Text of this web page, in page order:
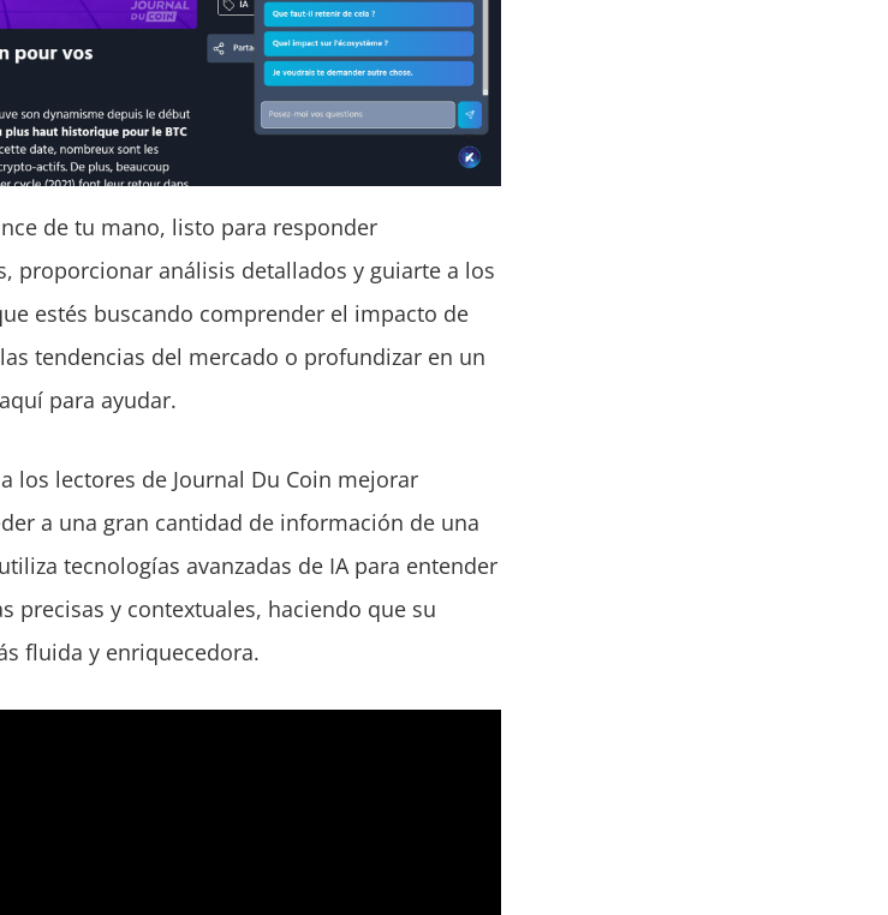
de tu mano, listo para responder
proporcionar análisis detallados y guiarte a los
estés buscando comprender el impacto de
tendencias del mercado o profundizar en un
para ayudar.
los lectores de Journal Du Coin mejorar
a una gran cantidad de información de una
tecnologías avanzadas de IA para entender
precisas y contextuales, haciendo que su
fluida y enriquecedora.